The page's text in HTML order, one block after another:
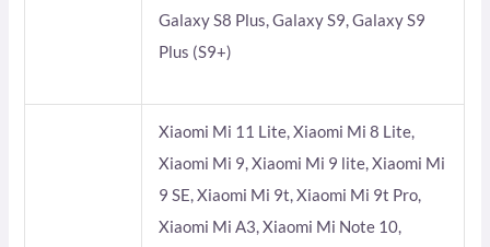
Galaxy S8 Plus, Galaxy S9, Galaxy S9
Plus (S9+)
Xiaomi Mi 11 Lite, Xiaomi Mi 8 Lite,
Xiaomi Mi 9, Xiaomi Mi 9 lite, Xiaomi Mi
9 SE, Xiaomi Mi 9t, Xiaomi Mi 9t Pro,
Xiaomi Mi A3, Xiaomi Mi Note 10,